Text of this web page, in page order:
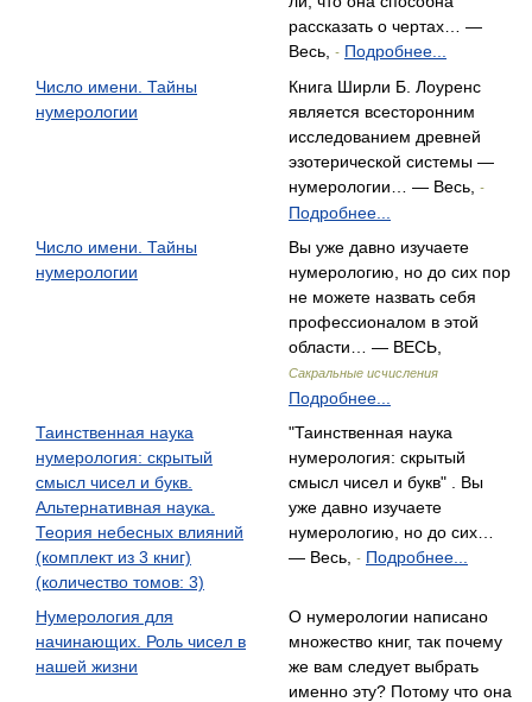
рассказать о чертах… —
Весь,
- Подробнее...
Число имени. Тайны
нумерологии
Книга Ширли Б. Лоуренс
является всесторонним
исследованием древней
эзотерической системы —
нумерологии… — Весь,
-
Подробнее...
Число имени. Тайны
нумерологии
Вы уже давно изучаете
нумерологию, но до сих пор
не можете назвать себя
профессионалом в этой
области… — ВЕСЬ,
Сакральные исчисления
Подробнее...
Таинственная наука
нумерология: скрытый
смысл чисел и букв.
Альтернативная наука.
Теория небесных влияний
(комплект из 3 книг)
(количество томов: 3)
"Таинственная наука
нумерология: скрытый
смысл чисел и букв" . Вы
уже давно изучаете
нумерологию, но до сих…
— Весь,
- Подробнее...
Нумерология для
начинающих. Роль чисел в
нашей жизни
О нумерологии написано
множество книг, так почему
же вам следует выбрать
именно эту? Потому что она